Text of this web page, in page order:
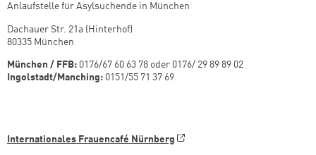
Anlaufstelle für Asylsuchende in München
Dachauer Str. 21a (Hinterhof)
80335 München
München / FFB: 0176/67 60 63 78 oder 0176/ 29 89 89 02
Ingolstadt/Manching: 0151/55 71 37 69
Internationales Frauencafé Nürnberg